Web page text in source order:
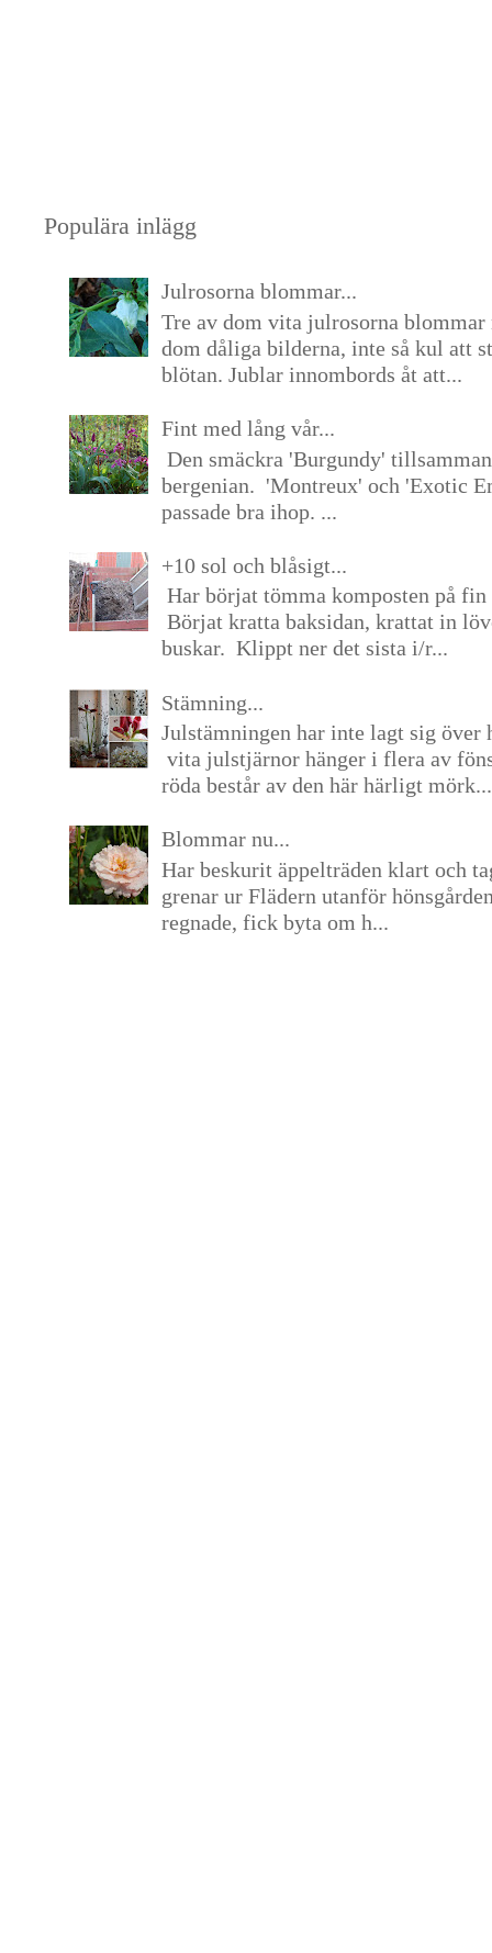
Populära inlägg
Julrosorna blommar...
Tre av dom vita julrosorna blommar
dom dåliga bilderna, inte så kul att
blötan. Jublar innombords åt att...
Fint med lång vår...
Den smäckra 'Burgundy'
bergenian. 'Montreux' och 'Exotic
passade bra ihop. ...
+10 sol och blåsigt...
Har börjat tömma komposten på
Börjat kratta baksidan, krattat in
buskar. Klippt ner det sista i/r...
Stämning...
Julstämningen har inte lagt sig över
vita julstjärnor hänger i flera av
röda består av den här härligt mörk...
Blommar nu...
Har beskurit äppelträden klart och
grenar ur Flädern utanför
regnade, fick byta om h...